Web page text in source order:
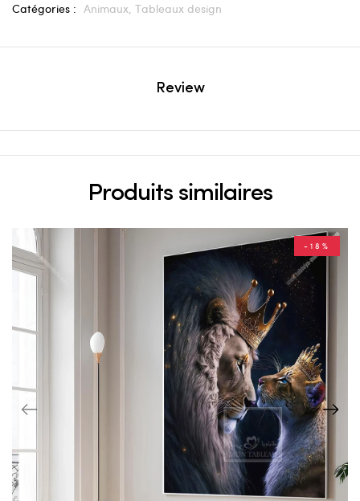
Catégories : Animaux, Tableaux design
Review
Produits similaires
-18%